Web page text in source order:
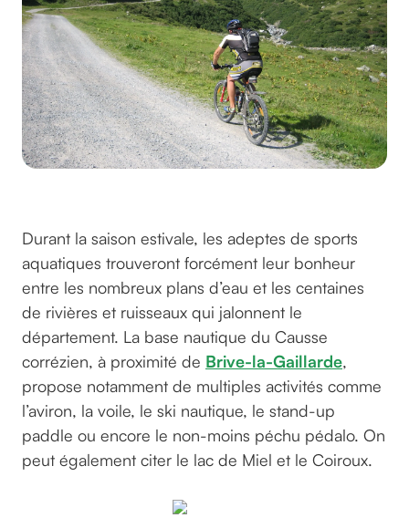
Durant la saison estivale, les adeptes de sports
aquatiques trouveront forcément leur bonheur
entre les nombreux plans d’eau et les centaines
de rivières et ruisseaux qui jalonnent le
département. La base nautique du Causse
corrézien, à proximité de Brive-la-Gaillarde,
propose notamment de multiples activités comme
l’aviron, la voile, le ski nautique, le stand-up
paddle ou encore le non-moins péchu pédalo. On
peut également citer le lac de Miel et le Coiroux.